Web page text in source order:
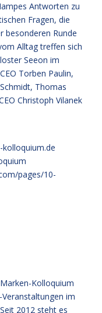
Antworten zu
Fragen, die
besonderen Runde
Alltag treffen sich
Seeon im
Torben Paulin,
Thomas
Christoph Vilanek
pages/10-
Kolloquium
im
2012 steht es